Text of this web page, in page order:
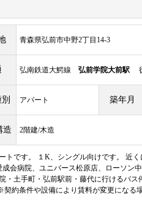
青森県弘前市中野2丁目14-3
弘南鉄道大鰐線 弘前学院大前駅
アパート 築年月
造 2階建/木造
トです。 １K、シングル向けです。 近
会病院、ユニバース松原店、ローソン
・土手町・弘前駅前・藤代に行けるバ
約条件や設備により賃料が変更になる